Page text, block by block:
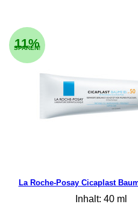
11%
SPAREN!
La Roche-Posay Cicaplast
Inhalt: 40 ml